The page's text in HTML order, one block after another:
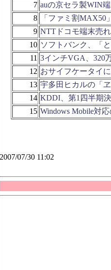
7 auの京セラ製WIN
8
「ファミ割MAX50
9 NTTドコモ端末売
10 ソフトバンク、「
11 3インチVGA、320
12 おサイフケータイ
13 宇多田ヒカルの「
14 KDDI、第1四半期
15 Windows Mobile対
2007/07/30 11:02